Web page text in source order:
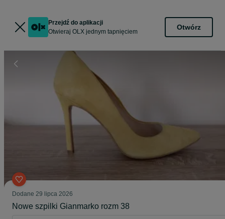
Przejdź do aplikacji
Otwieraj OLX jednym tapnięciem
Otwórz
Dodane 29 lipca 2026
Nowe szpilki Gianmarko rozm 38